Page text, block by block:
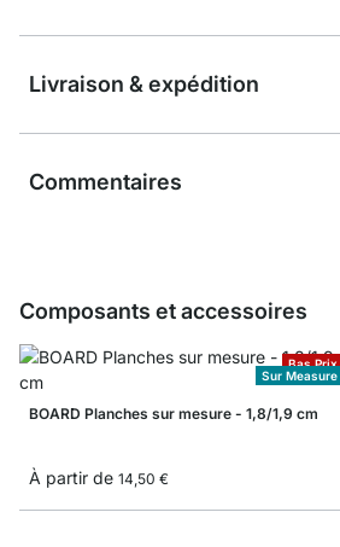
Livraison & expédition
Commentaires
Composants et accessoires
Bas Prix
Sur Measure
BOARD Planches sur mesure - 1,8/1,9 cm
À partir de 14,50 €